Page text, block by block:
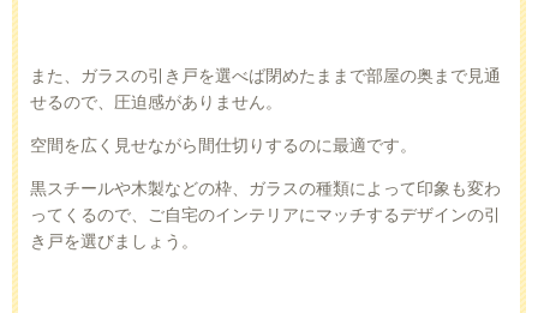
また、ガラスの引き戸を選べば閉めたままで部屋の奥まで見通
せるので、圧迫感がありません。
空間を広く見せながら間仕切りするのに最適です。
黒スチールや木製などの枠、ガラスの種類によって印象も変わ
ってくるので、ご自宅のインテリアにマッチするデザインの引
き戸を選びましょう。